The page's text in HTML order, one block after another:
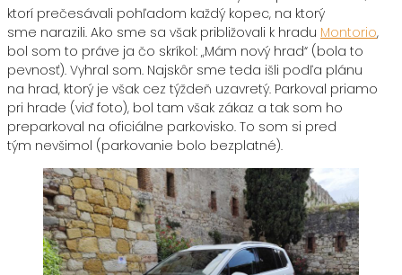
ktorí prečesávali pohľadom každý kopec, na ktorý
sme narazili. Ako sme sa však približovali k hradu Montorio,
bol som to práve ja čo skríkol: ‚,Mám nový hrad“ (bola to
pevnosť). Vyhral som. Najskôr sme teda išli podľa plánu
na hrad, ktorý je však cez týždeň uzavretý. Parkoval priamo
pri hrade (viď foto), bol tam však zákaz a tak som ho
preparkoval na oficiálne parkovisko. To som si pred
tým nevšimol (parkovanie bolo bezplatné).